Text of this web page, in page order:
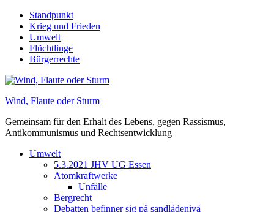
Skip
content
Standpunkt
Krieg und Frieden
Umwelt
Flüchtlinge
Bürgerrechte
Wind, Flaute oder Sturm
Gemeinsam für den Erhalt des Lebens, gegen Rassismus,
Antikommunismus und Rechtsentwicklung
Umwelt
5.3.2021 JHV UG Essen
Atomkraftwerke
Unfälle
Bergrecht
Debatten befinner sig på sandlådenivå